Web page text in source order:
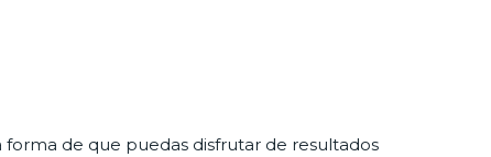
de que puedas disfrutar de resultados